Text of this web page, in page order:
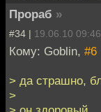
Прораб »
#34 | 19.06.10 09:46
Кому: Goblin, #6
> да страшно,
>